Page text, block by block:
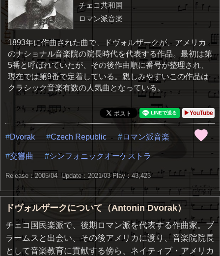
チェコ共和国
ロマン派音楽
1893年に作曲された曲で、ドヴォルザークが、アメリカ
のナショナル音楽院の院長時代を代表する作品。最初は第
5番と呼ばれていたが、その後作曲順に番号が整理され、
現在では第9番で定着している。親しみやすいこの作品は
クラシック音楽有数の人気曲となっている。
▶YouTube
Dvorak Czech Republic ロマン派音楽
交響曲 シンフォニックオーケストラ
Release：2005/04 Update：2021/03 Play：43,423
ドヴォルザークについて（Antonin Dvorak）
チェコ国民楽派で、後期ロマン派を代表する作曲家。ブ
ラームスと出会い、その後アメリカに渡り、音楽院院長
として音楽教育に貢献する傍ら、ネイティブ・アメリカ